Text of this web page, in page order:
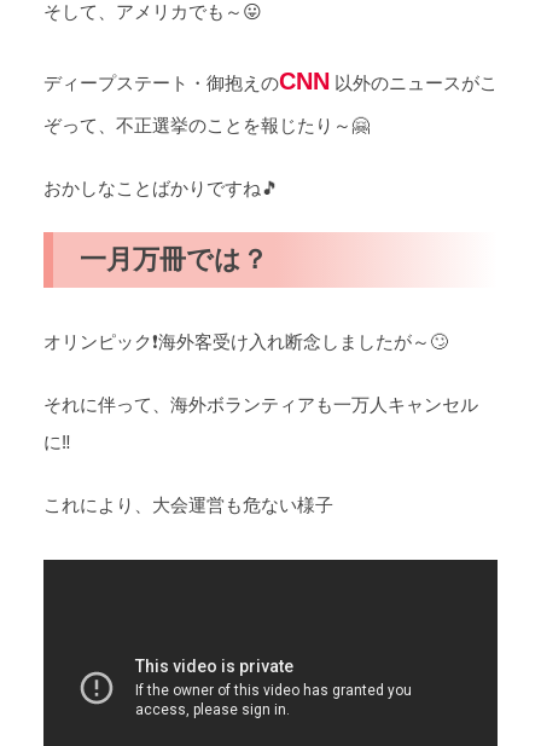
そして、アメリカでも～😛
ディープステート・御抱えのCNN 以外のニュースがこ
ぞって、不正選挙のことを報じたり～🤗
おかしなことばかりですね🎵
一月万冊では？
オリンピック❗海外客受け入れ断念しましたが～🙄
それに伴って、海外ボランティアも一万人キャンセル
に‼️
これにより、大会運営も危ない様子